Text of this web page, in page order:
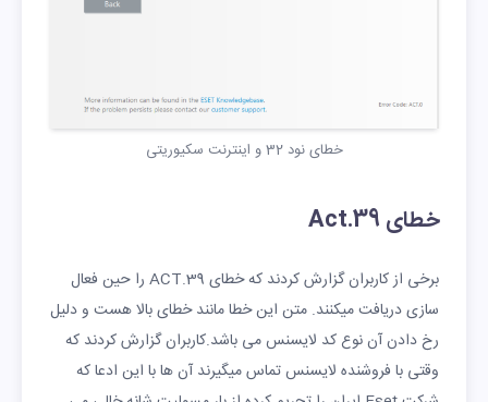
خطای نود 32 و اینترنت سکیوریتی
خطای Act.39
برخی از کاربران گزارش کردند که خطای ACT.39 را حین فعال
سازی دریافت میکنند. متن این خطا مانند خطای بالا هست و دلیل
رخ دادن آن نوع کد لایسنس می باشد.کاربران گزارش کردند که
وقتی با فروشنده لایسنس تماس میگیرند آن ها با این ادعا که